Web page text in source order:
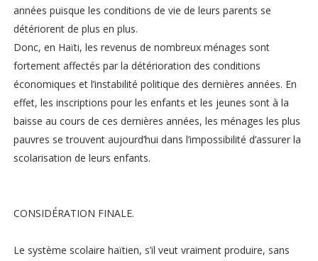
années puisque les conditions de vie de leurs parents se
détériorent de plus en plus.
Donc, en Haïti, les revenus de nombreux ménages sont
fortement affectés par la détérioration des conditions
économiques et l’instabilité politique des dernières années. En
effet, les inscriptions pour les enfants et les jeunes sont à la
baisse au cours de ces dernières années, les ménages les plus
pauvres se trouvent aujourd’hui dans l’impossibilité d’assurer la
scolarisation de leurs enfants.
CONSIDÉRATION FINALE.
Le système scolaire haïtien, s’il veut vraiment produire, sans